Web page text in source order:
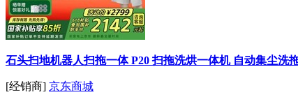
石头扫地机器人扫拖一体 P20 扫拖洗烘一体机 自动集尘洗
[经销商] 京东商城